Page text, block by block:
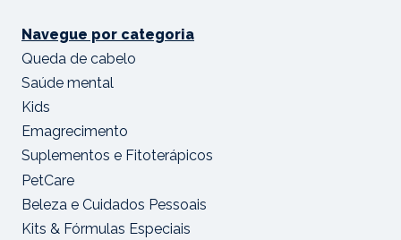
Navegue por categoria
Queda de cabelo
Saúde mental
Kids
Emagrecimento
Suplementos e Fitoterápicos
PetCare
Beleza e Cuidados Pessoais
Kits & Fórmulas Especiais